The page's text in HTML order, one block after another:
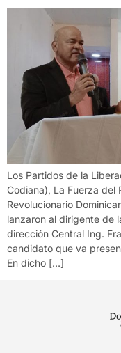
Los Partidos de la
Codiana), La Fuerza del
Revolucionario
lanzaron al dirigente de
dirección Central Ing.
candidato que va
En dicho […]